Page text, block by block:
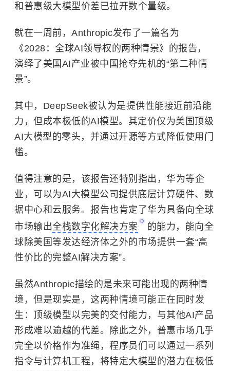
和普惠级大模型价差已拉开数个量级。
就在一周前，Anthropic发布了一篇名为
《2028：全球AI领导权的两种情景》的报告，
演绎了美国AI产业被中国抢夺先机的“第二种情
景”。
其中，DeepSeek被认为是提供性能接近前沿能
力，但成本极低的AI模型。其定价仅为美国顶级
AI大模型的零头，并通过开源等方式降低使用门
槛。
值得注意的是，该报告还特别指出，华为等企
业，可以为AI大模型公司提供底层计算硬件、数
据中心和云服务。报告也肯定了华为具备向全球
市场输出全栈数字化解决方案
的能力，能向全
球除美国等发达经济体之外的市场提供一套“高
性价比的完整AI解决方案”。
虽然Anthropic描绘的是未来可能出现的两种情
境，但是现实是，这两种情境可能正在同时发
生：顶级模型以完美的交付能力，与其他AI产品
形成难以逾越的代差。除此之外，普惠市场几乎
完全以价格作为准绳，程序员们可以通过一系列
指令与计算机工程，将特定大模型的潜力在极低